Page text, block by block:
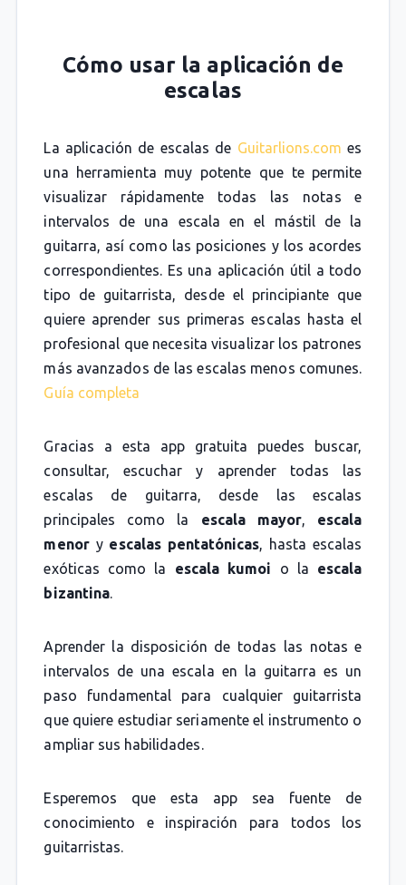
Cómo usar la aplicación de
escalas
La aplicación de escalas de Guitarlions.com es
una herramienta muy potente que te permite
visualizar rápidamente todas las notas e
intervalos de una escala en el mástil de la
guitarra, así como las posiciones y los acordes
correspondientes. Es una aplicación útil a todo
tipo de guitarrista, desde el principiante que
quiere aprender sus primeras escalas hasta el
profesional que necesita visualizar los patrones
más avanzados de las escalas menos comunes.
Guía completa
Gracias a esta app gratuita puedes buscar,
consultar, escuchar y aprender todas las
escalas de guitarra, desde las escalas
principales como la escala mayor, escala
menory escalas pentatónicas, hasta escalas
exóticas como la escala kumoi o la escala
bizantina.
Aprender la disposición de todas las notas e
intervalos de una escala en la guitarra es un
paso fundamental para cualquier guitarrista
que quiere estudiar seriamente el instrumento o
ampliar sus habilidades.
Esperemos que esta app sea fuente de
conocimiento e inspiración para todos los
guitarristas.